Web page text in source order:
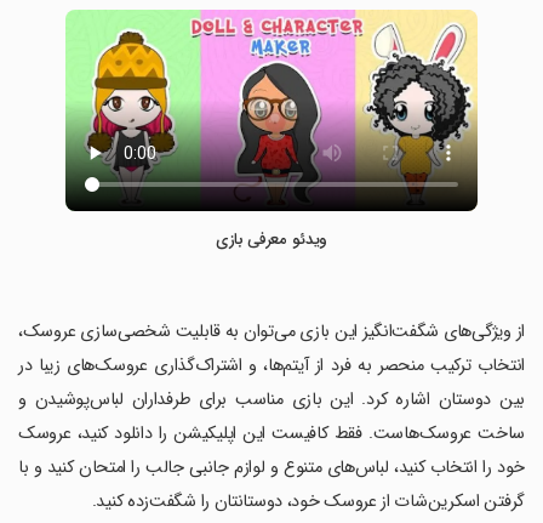
ویدئو معرفی بازی
‏از ویژگی‌های شگفت‌انگیز این بازی می‌توان به قابلیت شخصی‌سازی عروسک،
انتخاب ترکیب منحصر به فرد از آیتم‌ها، و اشتراک‌گذاری عروسک‌های زیبا در
بین دوستان اشاره کرد. این بازی مناسب برای طرفداران لباس‌پوشیدن و
ساخت عروسک‌هاست. فقط کافیست این اپلیکیشن را دانلود کنید، عروسک
خود را انتخاب کنید، لباس‌های متنوع و لوازم جانبی جالب را امتحان کنید و با
گرفتن اسکرین‌شات از عروسک خود، دوستانتان را شگفت‌زده کنید.